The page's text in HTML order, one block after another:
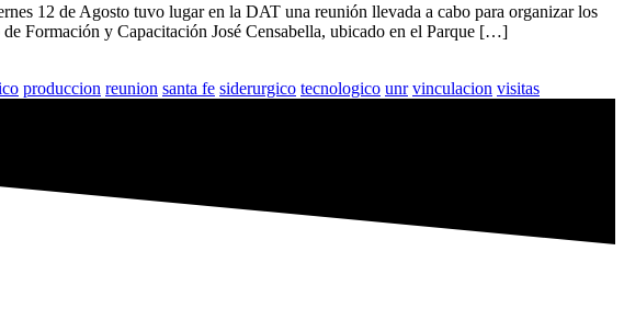
de Agosto tuvo lugar en la DAT una reunión llevada a cabo para organizar los
Formación y Capacitación José Censabella, ubicado en el Parque […]
produccion reunion santa fe siderurgico tecnologico unr vinculacion visitas